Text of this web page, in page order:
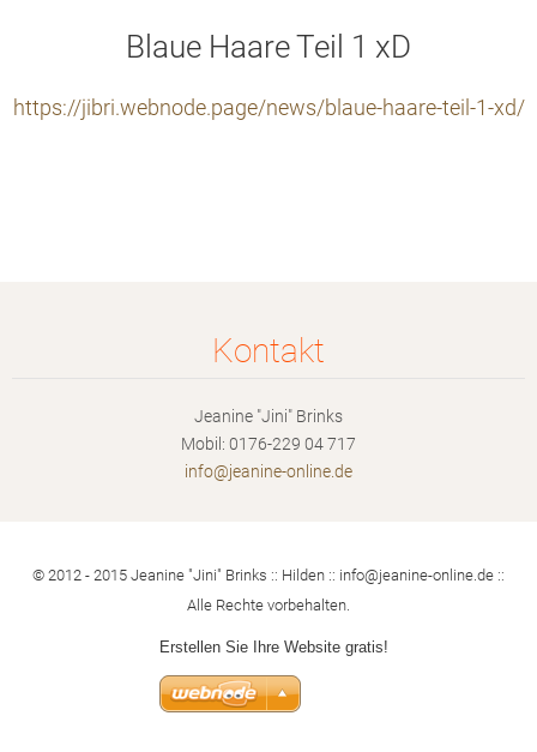
Blaue Haare Teil 1 xD
https://jibri.webnode.page/news/blaue-haare-teil-1-xd/
Kontakt
Jeanine "Jini" Brinks
Mobil: 0176-229 04 717
info@jeanine-onl ine.de
© 2012 - 2015 Jeanine "Jini" Brinks :: Hilden :: info@jeanine-online.de ::
Alle Rechte vorbehalten.
Erstellen Sie Ihre Website gratis!